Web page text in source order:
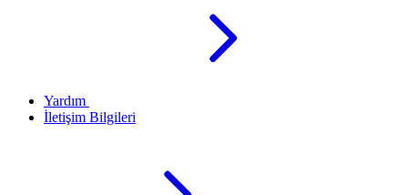
Yardım
İletişim Bilgileri